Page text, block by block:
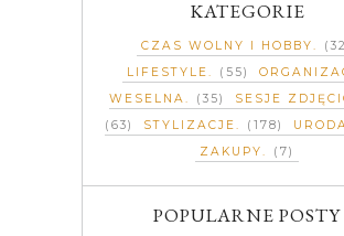
KATEGORIE
CZAS WOLNY I HOBBY
LIFESTYLE
(55)
WESELNA
(35)
SESJE
(63)
STYLIZACJE (178)
ZAKUPY
(7)
POPULARNE POSTY